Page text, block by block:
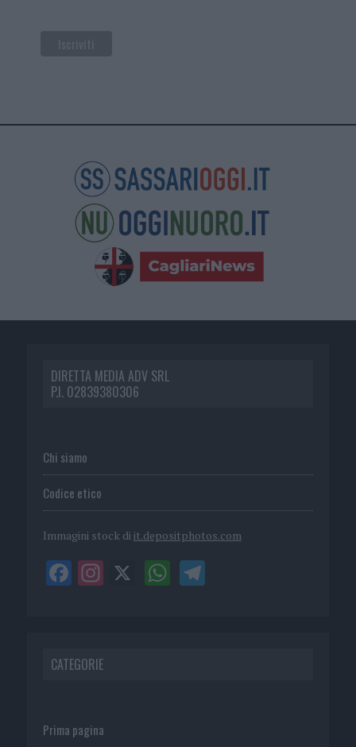
DIRETTA MEDIA ADV SRL
P.I. 02839380306
Chi siamo
Codice etico
Immagini stock di it.depositphotos.com
CATEGORIE
Prima pagina